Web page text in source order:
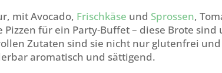
mit Avocado, Frischkäse und Sprossen,
Pizzen für ein Party-Buffet – diese Brote
Zutaten sind sie nicht nur glutenfrei
aromatisch und sättigend.